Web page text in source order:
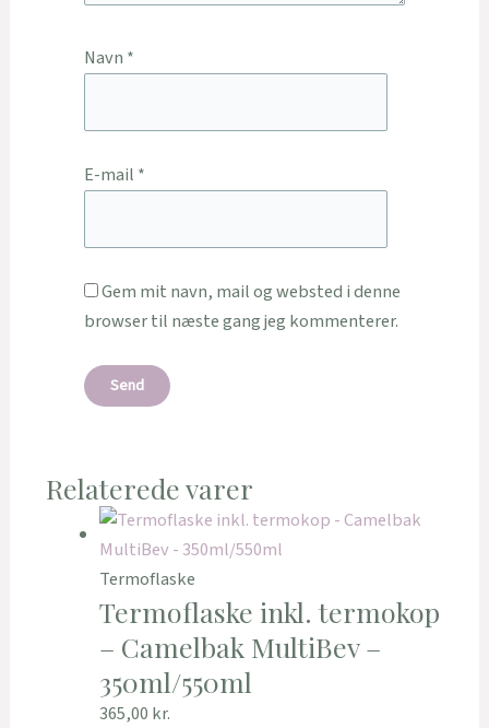
Navn *
E-mail *
Gem mit navn, mail og websted i denne
browser til næste gang jeg kommenterer.
Relaterede varer
Termoflaske
Termoflaske inkl. termokop
– Camelbak MultiBev –
350ml/550ml
365,00 kr.